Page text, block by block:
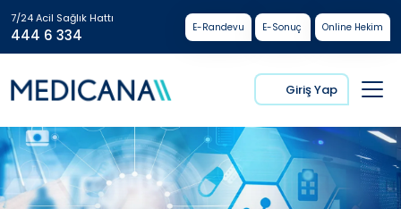
7/24 Acil Sağlık Hattı
444 6 334 E-Randevu E-Sonuç Online Hekim
Giriş Yap